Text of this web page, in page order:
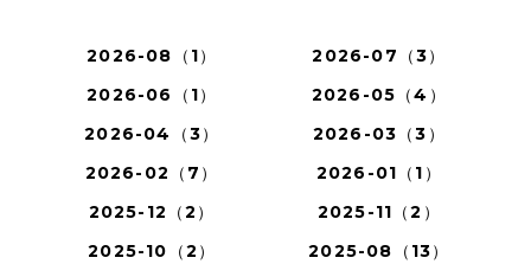
2026-08（1）
2026-07（3）
2026-06（1）
2026-05（4）
2026-04（3）
2026-03（3）
2026-02（7）
2026-01（1）
2025-12（2）
2025-11（2）
2025-10（2）
2025-08（13）